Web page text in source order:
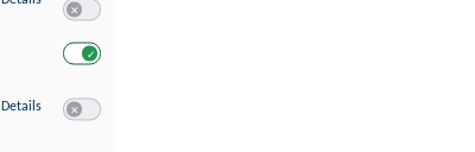
Details zu Erstellung von Profilen für personalisierte Werbung